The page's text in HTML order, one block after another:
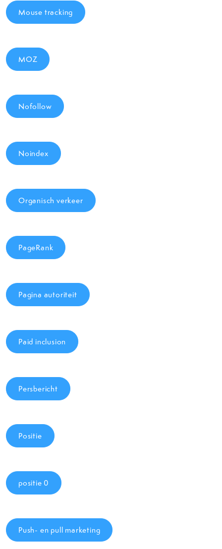
Mouse tracking
MOZ
Nofollow
Noindex
Organisch verkeer
PageRank
Pagina autoriteit
Paid inclusion
Persbericht
Positie
positie 0
Push- en pull marketing